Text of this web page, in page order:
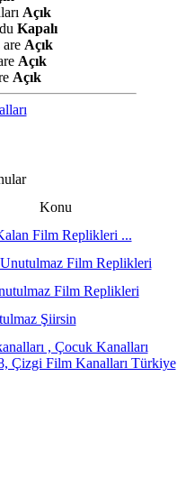
Açık
Kapalı
are Açık
Açık
Açık
Konu
Film Replikleri ...
Unutulmaz Film Replikleri
Film Replikleri
Şiirsin
, Çocuk Kanalları
Çizgi Film Kanalları Türkiye